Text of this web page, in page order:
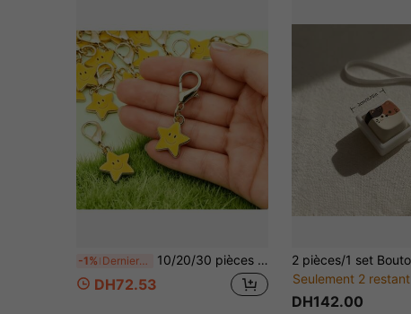
-1% Derniers 2 jours 10/20/30 pièces Porte-clés Visage Souriant Étoile, Cadeau Fête des Mères, Cadeau Fête des Pères, Pâques, Cadeau Thanksgiving, Saint-Patrick, Petit Cadeau Rentrée Scolaire, Petit Cadeau pour Collègues et Amis, Cadeau d'Anniversaire Exquis, Pendentif Décoration Essentiel pour les Fêtes
DH72.53
Seulement 2 restant
DH142.00